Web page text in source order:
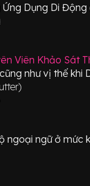
Dụng Di
Viên Khảo Sát
như vị thế khi
ngoại ngữ ở mức